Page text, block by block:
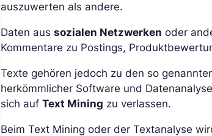
auszuwerten als andere.
Daten aussozialen Netzwerken oder
Kommentare zu Postings,
Texte gehören jedoch zu den so
herkömmlicher Software und
sich aufText Mining zu verlassen.
Beim Text Mining oder der Textanalyse